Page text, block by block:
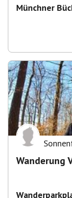
Münchner
Wanderung